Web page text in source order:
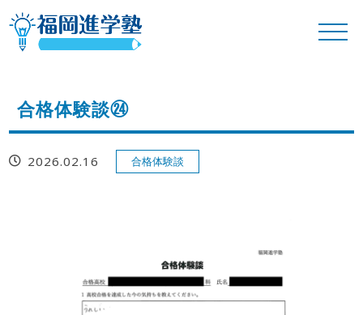
合格体験談㉔
2026.02.16 合格体験談